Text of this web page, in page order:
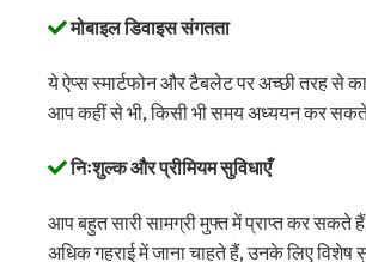
मोबाइल डिवाइस संगतता
ये ऐप्स स्मार्टफोन और टैबलेट पर अच्छी तरह से
आप कहीं से भी, किसी भी समय अध्ययन कर
निःशुल्क और प्रीमियम सुविधाएँ
आप बहुत सारी सामग्री मुफ्त में प्राप्त कर सकते
अधिक गहराई में जाना चाहते हैं, उनके लिए